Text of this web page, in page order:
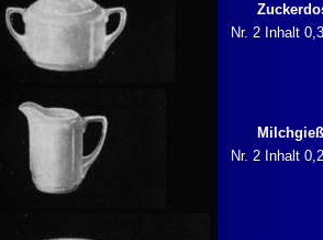
Nr. 2 Inhalt
Nr. 2 Inhalt